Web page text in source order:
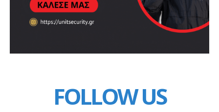
FOLLOW US